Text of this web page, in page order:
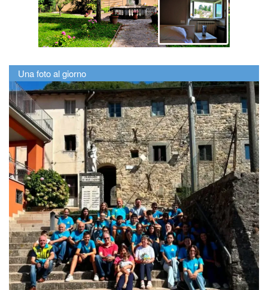
Una foto al giorno